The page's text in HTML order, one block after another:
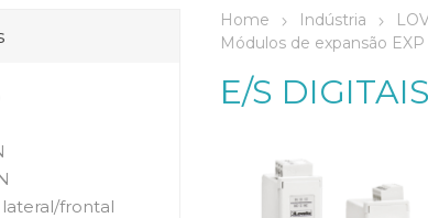
Home Indústria
Módulos de expansão EXP
E/S DIGITAIS
frontal